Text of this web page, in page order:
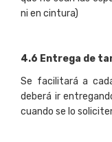
ni en cintura)
4.6 Entrega de
Se facilitará a
deberá ir
cuando se lo